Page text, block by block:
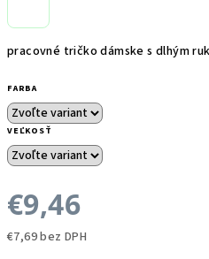
pracovné tričko dámske s dlhým
FARBA
VEĽKOSŤ
€9,46
€7,69 bez DPH